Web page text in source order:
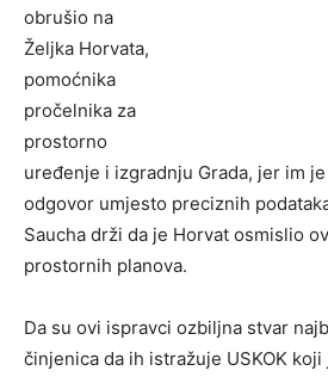
obrušio na
Željka Horvata,
pomoćnika
pročelnika za
prostorno
uređenje i izgradnju Grada, jer im
odgovor umjesto preciznih
Saucha drži da je Horvat osmislio
prostornih planova.
Da su ovi ispravci ozbiljna stvar
činjenica da ih istražuje USKOK